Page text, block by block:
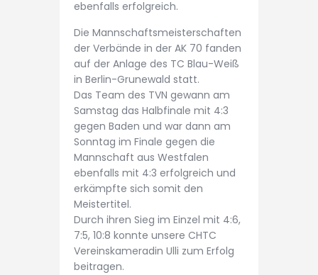
ebenfalls erfolgreich.
Die Mannschaftsmeisterschaften
der Verbände in der AK 70 fanden
auf der Anlage des TC Blau-Weiß
in Berlin-Grunewald statt.
Das Team des TVN gewann am
Samstag das Halbfinale mit 4:3
gegen Baden und war dann am
Sonntag im Finale gegen die
Mannschaft aus Westfalen
ebenfalls mit 4:3 erfolgreich und
erkämpfte sich somit den
Meistertitel.
Durch ihren Sieg im Einzel mit 4:6,
7:5, 10:8 konnte unsere CHTC
Vereinskameradin Ulli zum Erfolg
beitragen.